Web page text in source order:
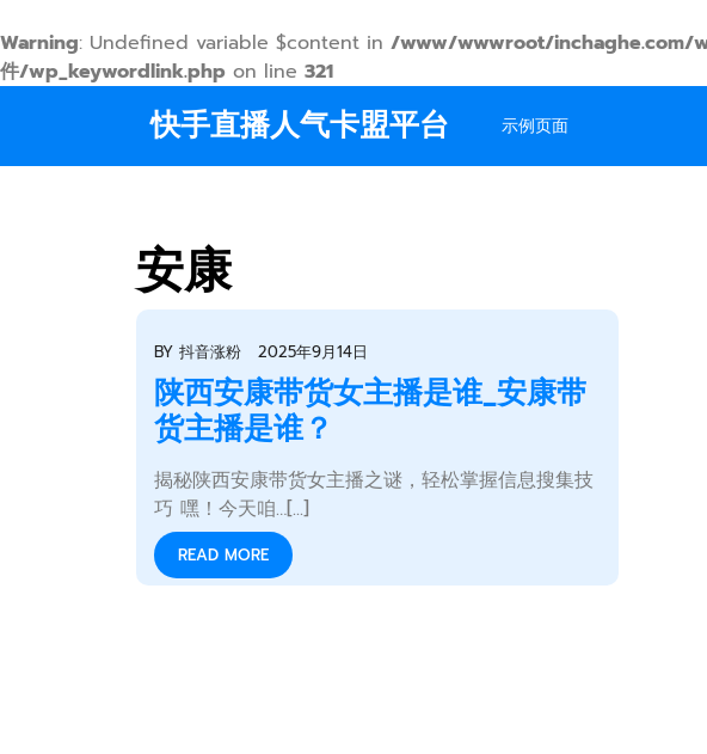
Warning: Undefined variable $content in /www/wwwroot/inchaghe.com/
件/wp_keywordlink.php on line 321
快手直播人气卡盟平台 示例页面
安康
BY 抖音涨粉 2025年9月14日
陕西安康带货女主播是谁_安康带
货主播是谁？
揭秘陕西安康带货女主播之谜，轻松掌握信息搜集技
巧 嘿！今天咱…[...]
READ MORE